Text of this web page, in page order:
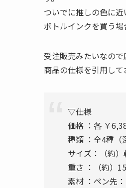
ついでに推しの色に近
ボトルインクを買う場
受注販売みたいなの
商品の仕様を引用して
▽仕様
価格 ：各 ￥
種類 ：全4種（
サイズ：（約
重さ ：（約）
素材 ：ペン先